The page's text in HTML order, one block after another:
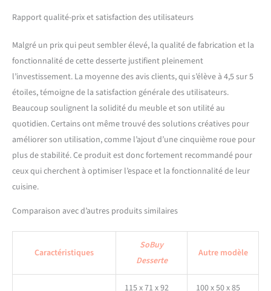
Rapport qualité-prix et satisfaction des utilisateurs
Malgré un prix qui peut sembler élevé, la qualité de fabrication et la
fonctionnalité de cette desserte justifient pleinement
l’investissement. La moyenne des avis clients, qui s’élève à 4,5 sur 5
étoiles, témoigne de la satisfaction générale des utilisateurs.
Beaucoup soulignent la solidité du meuble et son utilité au
quotidien. Certains ont même trouvé des solutions créatives pour
améliorer son utilisation, comme l’ajout d’une cinquième roue pour
plus de stabilité. Ce produit est donc fortement recommandé pour
ceux qui cherchent à optimiser l’espace et la fonctionnalité de leur
cuisine.
Comparaison avec d’autres produits similaires
Caractéristiques
SoBuy
Desserte
Autre modèle
115 x 71 x 92 100 x 50 x 85